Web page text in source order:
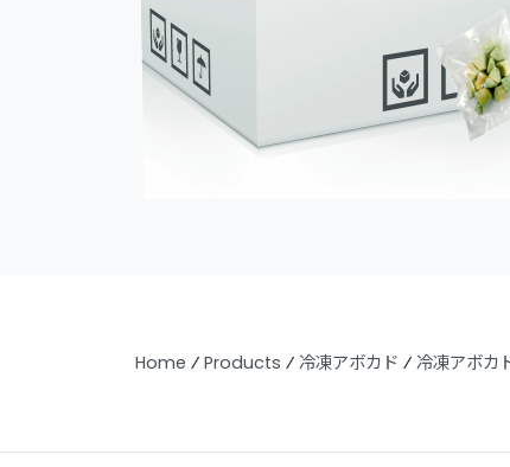
Home ⁄ Products ⁄ 冷凍アボカド ⁄ 冷凍アボカ